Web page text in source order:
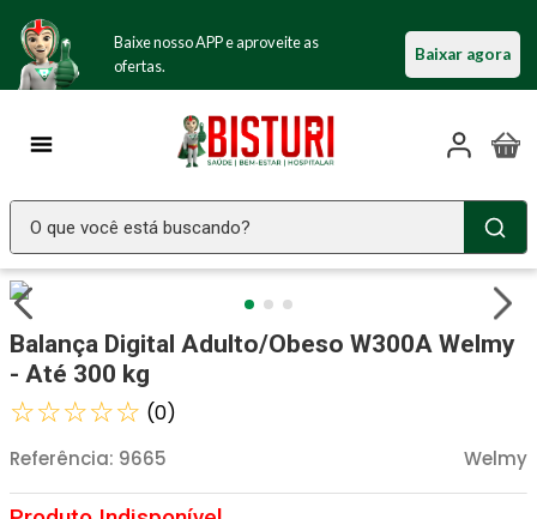
Baixe nosso APP e aproveite as
ofertas.
Baixar agora
O que você está buscando?
Balança Digital Adulto/Obeso W300A Welmy
- Até 300 kg
☆☆☆☆☆ (0)
Welmy
Referência: 9665
2º Fralda Geriatrica
3º Luva Latex
4 º Estetoscopio Littmann
5º Littmann